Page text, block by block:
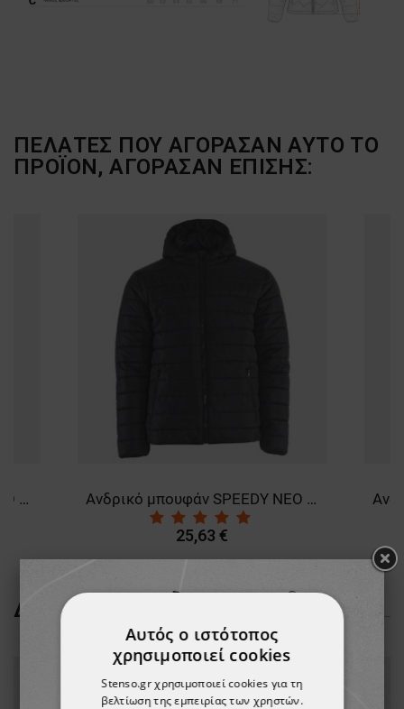
ΠΕΛΆΤΕΣ ΠΟΥ ΑΓΌΡΑΣΑΝ ΑΥΤΌ ΤΟ
ΠΡΟΪΌΝ, ΑΓΌΡΑΣΑΝ ΕΠΊΣΗΣ:
Γυναικείο μπουφάν FLASH NEO RED Ανδρικό μπουφάν SPEEDY NEO BLACK
25,63 €
ΔΕΊΤΕ ΠΕΡΙΣΣΌΤΕΡΑ
Αυτός ο ιστότοπος
χρησιμοποιεί cookies
Stenso.gr χρησιμοποιεί cookies για τη
βελτίωση της εμπειρίας των χρηστών.